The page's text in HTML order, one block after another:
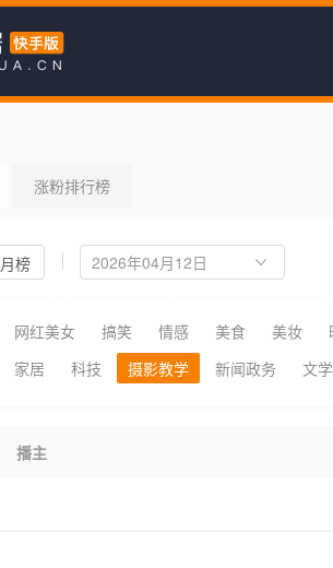
涨粉排行榜
月榜
网红美女 搞笑 情感 美食 美妆
家居 科技 摄影教学 新闻政务 文
播主